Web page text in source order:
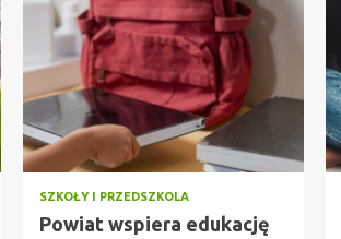
SZKOŁY I PRZEDSZKOLA
Powiat wspiera edukację